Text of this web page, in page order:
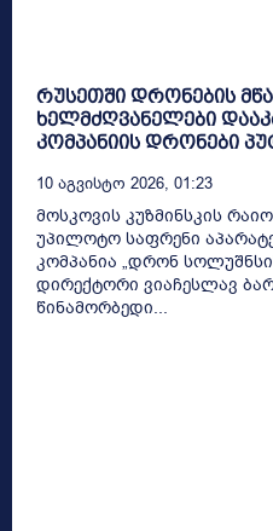
რუსეთში დრონების
ხელმძღვანელები
კომპანიის დრონები
10 Აგვისტო 2026, 01:23
მოსკოვის კუზმინსკის
უპილოტო საფრენი
კომპანია „დრონ
დირექტორი ვიაჩესლავ
წინამორბედი...